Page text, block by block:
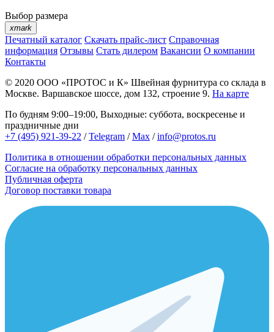
Выбор размера
xmark
Печатный каталог Скачать прайс-лист Справочная
информация Отзывы Стать дилером Вакансии О компании
Контакты
© 2020 ООО «ПРОТОС и К» Швейная фурнитура со склада в
Москве. Варшавское шоссе, дом 132, строение 9. На карте
По будням 9:00–19:00, Выходные: суббота, воскресенье и
праздничные дни
+7 (495) 921-39-22 /Telegram /Max /info@protos.ru
Политика в отношении обработки персональных данных
Согласие на обработку персональных данных
Публичная оферта
Договор поставки товара